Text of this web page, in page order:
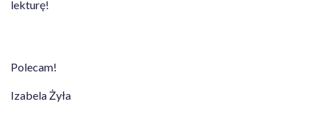
lekturę!
Polecam!
Izabela Żyła